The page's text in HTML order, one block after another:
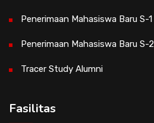
Penerimaan Mahasiswa Baru S-1
Penerimaan Mahasiswa Baru S-2
Tracer Study Alumni
Fasilitas